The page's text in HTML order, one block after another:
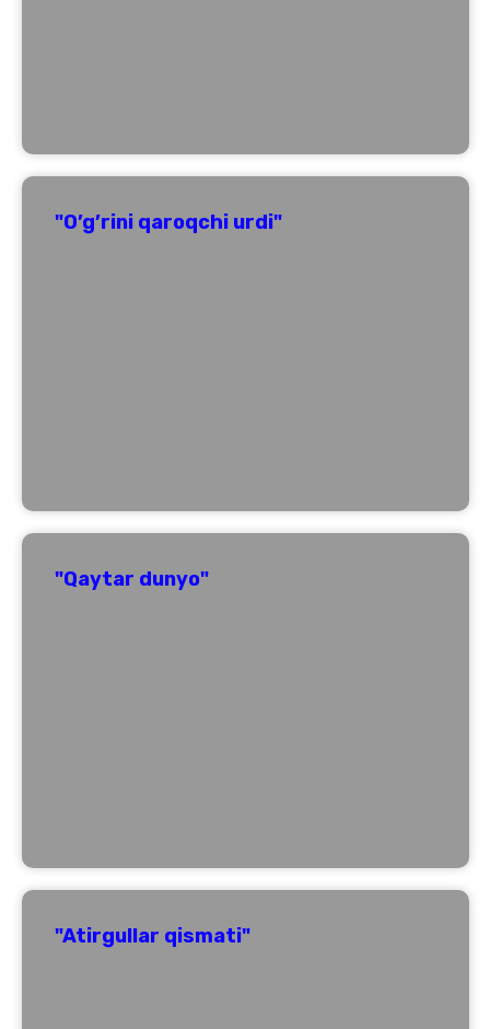
"O’g’rini qaroqchi urdi"
"Qaytar dunyo"
"Atirgullar qismati"